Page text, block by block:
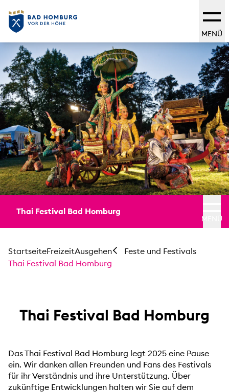
MENÜ
Thai Festival Bad Homburg
MENÜ
StartseiteFreizeitAusgehen
Feste und Festivals
Thai Festival Bad Homburg
Thai Festival Bad Homburg
Das Thai Festival Bad Homburg legt 2025 eine Pause
ein. Wir danken allen Freunden und Fans des Festivals
für ihr Verständnis und ihre Unterstützung. Über
zukünftige Entwicklungen halten wir Sie auf dem